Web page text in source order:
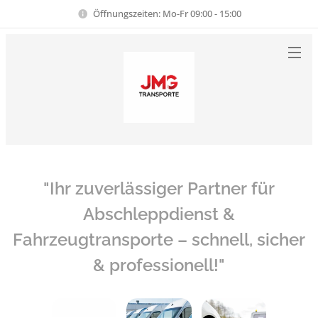
Öffnungszeiten: Mo-Fr 09:00 - 15:00
"Ihr zuverlässiger Partner für
Abschleppdienst &
Fahrzeugtransporte – schnell, sicher
& professionell!"